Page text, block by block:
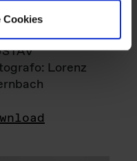
Cookies
Lorenz